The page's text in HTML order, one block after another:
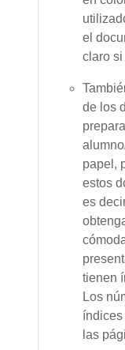
el
claro si
de los
papel,
estos
es
tienen
Los
las